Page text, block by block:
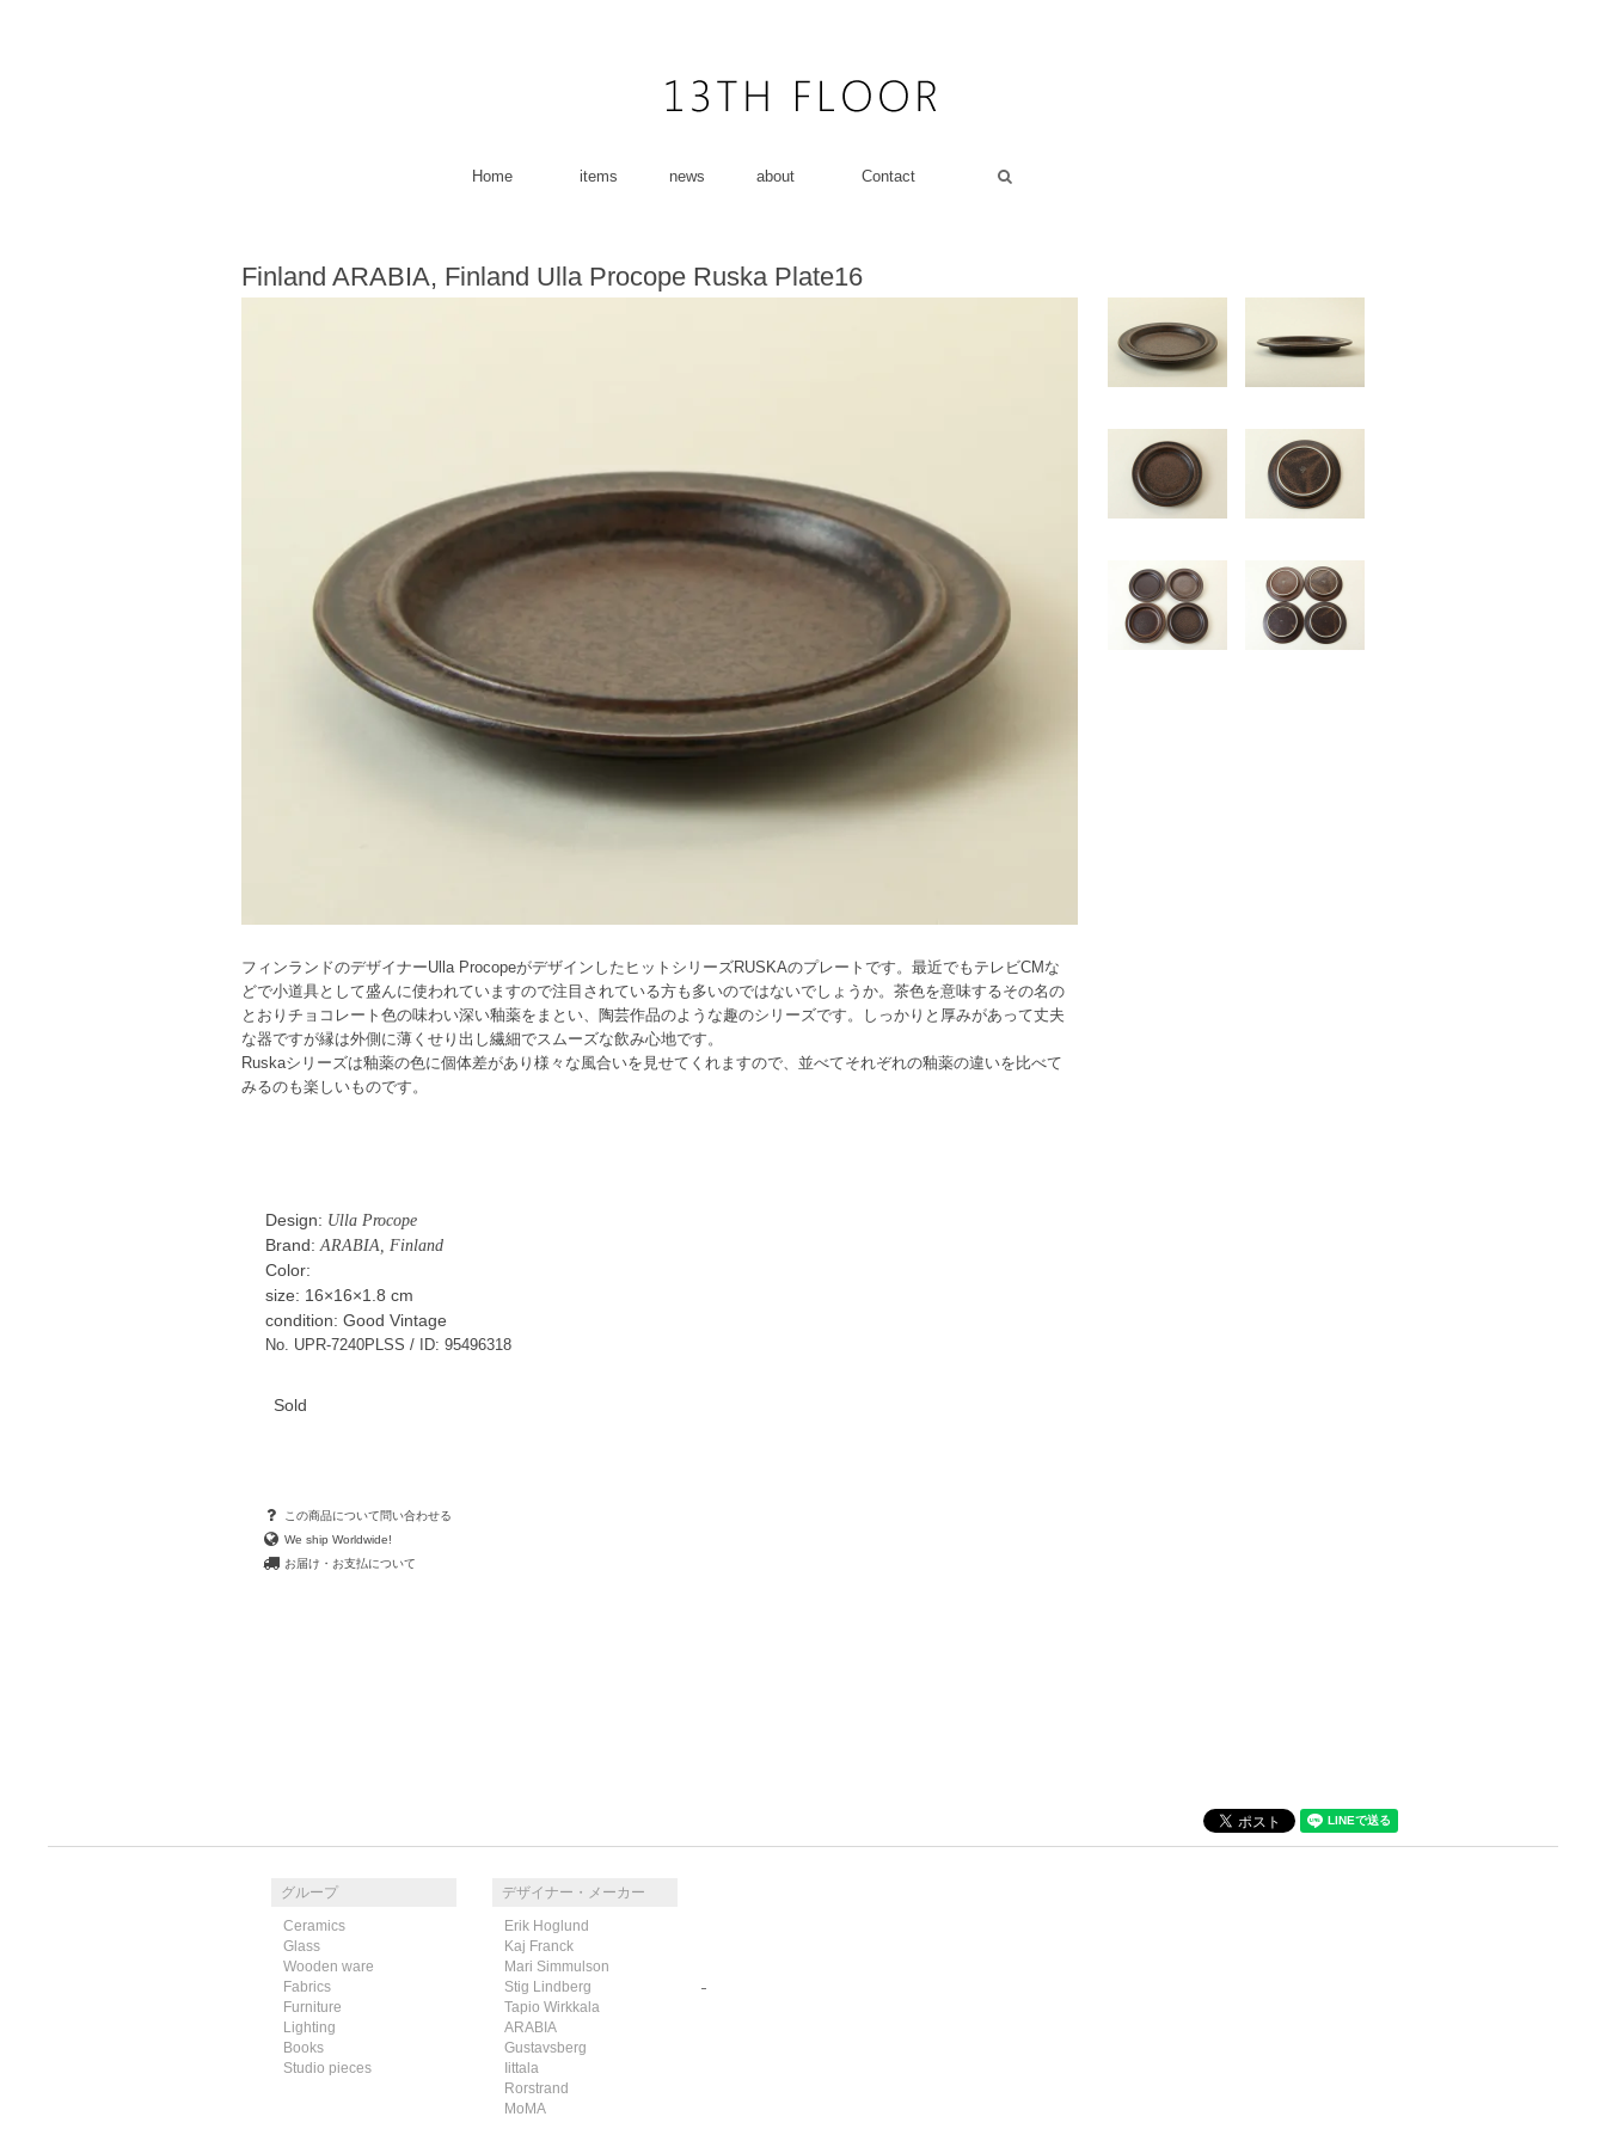
Home items news about Contact
Finland ARABIA, Finland Ulla Procope Ruska Plate16
フィンランドのデザイナーUlla ProcopeがデザインしたヒットシリーズRUSKAのプレートです。最近でもテレビCMな
どで小道具として盛んに使われていますので注目されている方も多いのではないでしょうか。茶色を意味するその名の
とおりチョコレート色の味わい深い釉薬をまとい、陶芸作品のような趣のシリーズです。しっかりと厚みがあって丈夫
な器ですが縁は外側に薄くせり出し繊細でスムーズな飲み心地です。
Ruskaシリーズは釉薬の色に個体差があり様々な風合いを見せてくれますので、並べてそれぞれの釉薬の違いを比べて
みるのも楽しいものです。
Design: Ulla Procope
Brand: ARABIA, Finland
Color:
size: 16×16×1.8 cm
condition: Good Vintage
No. UPR-7240PLSS / ID: 95496318
Sold
この商品について問い合わせる
We ship Worldwide!
お届け・お支払について
グループ
Ceramics
Glass
Wooden ware
Fabrics
Furniture
Lighting
Books
Studio pieces
デザイナー・メーカー
Erik Hoglund
Kaj Franck
Mari Simmulson
Stig Lindberg
Tapio Wirkkala
ARABIA
Gustavsberg
Iittala
Rorstrand
MoMA